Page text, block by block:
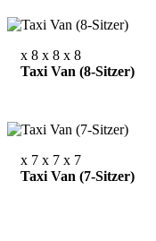
x 8 x 8 x 8
Taxi Van (8-Sitzer)
x 7 x 7 x 7
Taxi Van (7-Sitzer)